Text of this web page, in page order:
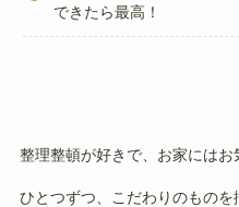
できたら最高！
整理整頓が好きで、お家にはお
ひとつずつ、こだわりのものを